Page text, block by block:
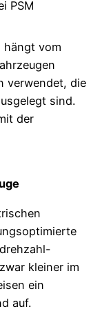
hängt vom
verwendet, die
sind.
der
kleiner im
ein
auf.